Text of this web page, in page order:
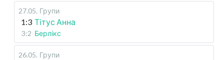
27.05. Групи
1:3 Тітус Анна
3:2 Берлікс
26.05. Групи